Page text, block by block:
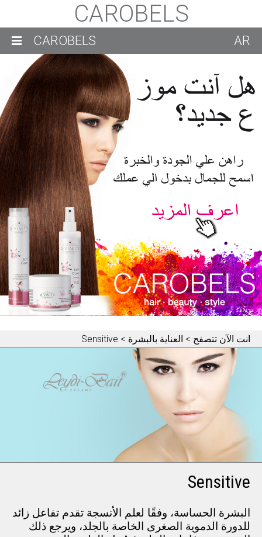
CAROBELS
CAROBELS AR
انت الآن تتصفح > العناية بالبشرة > Sensitive
Sensitive
البشرة الحساسة، وفقًا لعلم الأنسجة تقدم تفاعل زائد
للدورة الدموية الصغرى الخاصة بالجلد، ويرجع ذلك